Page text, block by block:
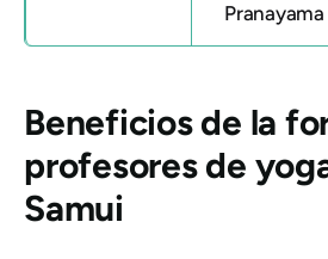
Pranayama
Beneficios de la
profesores de
Samui